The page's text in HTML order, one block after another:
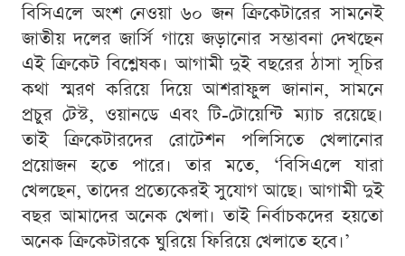
বিসিএলে অংশ নেওয়া ৬০ জন ক্রিকেটারের সামনেই
জাতীয় দলের জার্সি গায়ে জড়ানোর সম্ভাবনা দেখছেন
এই ক্রিকেট বিশ্লেষক। আগামী দুই বছরের ঠাসা সূচির
কথা স্মরণ করিয়ে দিয়ে আশরাফুল জানান, সামনে
প্রচুর টেস্ট, ওয়ানডে এবং টি-টোয়েন্টি ম্যাচ রয়েছে।
তাই ক্রিকেটারদের রোটেশন পলিসিতে খেলানোর
প্রয়োজন হতে পারে। তার মতে, ‘বিসিএলে যারা
খেলছেন, তাদের প্রত্যেকেরই সুযোগ আছে। আগামী দুই
বছর আমাদের অনেক খেলা। তাই নির্বাচকদের হয়তো
অনেক ক্রিকেটারকে ঘুরিয়ে ফিরিয়ে খেলাতে হবে।’